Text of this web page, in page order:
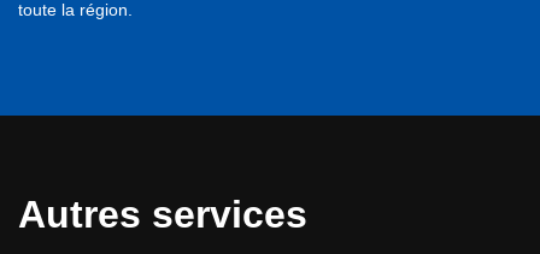
toute la région.
Autres services